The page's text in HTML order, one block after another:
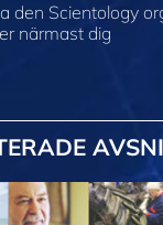
den Scientology
närmast dig